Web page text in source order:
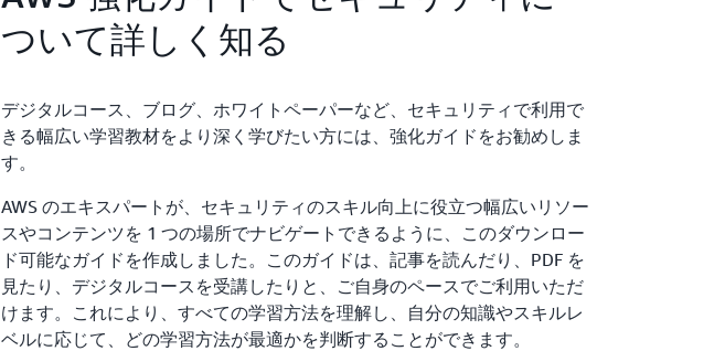
ついて詳しく知る
デジタルコース、ブログ、ホワイトペーパーなど、セキュリティで利用で
きる幅広い学習教材をより深く学びたい方には、強化ガイドをお勧めしま
す。
AWS のエキスパートが、セキュリティのスキル向上に役立つ幅広いリソー
スやコンテンツを 1 つの場所でナビゲートできるように、このダウンロー
ド可能なガイドを作成しました。このガイドは、記事を読んだり、PDF を
見たり、デジタルコースを受講したりと、ご自身のペースでご利用いただ
けます。これにより、すべての学習方法を理解し、自分の知識やスキルレ
ベルに応じて、どの学習方法が最適かを判断することができます。